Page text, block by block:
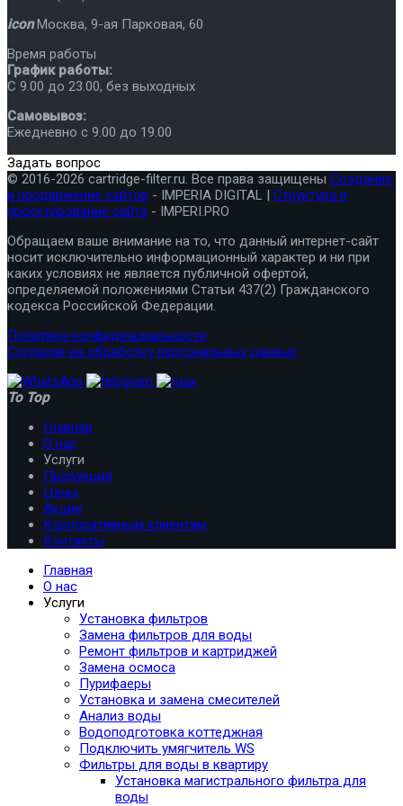
icon Москва, 9-ая Парковая, 60
Время работы
График работы:
C 9.00 до 23.00, без выходных
Самовывоз:
Ежедневно с 9.00 до 19.00
Задать вопрос
© 2016-2026 cartridge-filter.ru. Все права защищены Создание
и продвижение сайтов - IMPERIA DIGITAL | Структура и
проектирование сайта - IMPERI.PRO
Обращаем ваше внимание на то, что данный интернет-сайт
носит исключительно информационный характер и ни при
каких условиях не является публичной офертой,
определяемой положениями Статьи 437(2) Гражданского
кодекса Российской Федерации.
Политика конфиденциальности
Согласие на обработку персональных данных
To Top
Главная
О нас
Услуги
Продукция
Цены
Акции
Корпоративным клиентам
Контакты
Главная
О нас
Услуги
Установка фильтров
Замена фильтров для воды
Ремонт фильтров и картриджей
Замена осмоса
Пурифаеры
Установка и замена смесителей
Анализ воды
Водоподготовка коттеджная
Подключить умягчитель WS
Фильтры для воды в квартиру
Установка магистрального фильтра для
воды